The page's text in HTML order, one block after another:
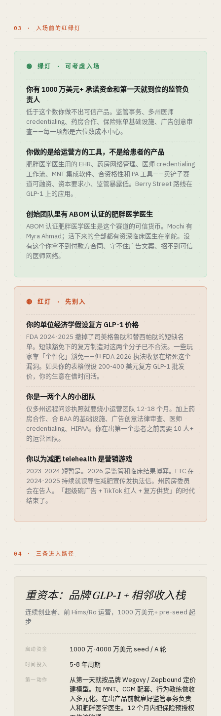
03 · 入场前的红绿灯
🟢 绿灯 · 可考虑入场
你有 1000 万美元+ 承诺资金和第一天就到位的监管负
责人
低于这个数你做不出可信产品。监管事务、多州医师
credentialing、药房合作、保险账单基础设施、广告创意审
查——每一项都是六位数成本中心。
你做的是给运营方的工具，不是给患者的产品
肥胖医学医生用的 EHR、药房网络管理、医师 credentialing
工作流、MNT 集成软件、合资格性和 PA 工具——卖铲子赛
道可融资、资本要求小、监管暴露低。Berry Street 路线在
GLP-1 上的应用。
创始团队里有 ABOM 认证的肥胖医学医生
ABOM 认证肥胖医学医生是这个赛道的可信货币。Mochi 有
Myra Ahmad；活下来的全部都有资深临床医生在掌舵。没
有这个你拿不到付款方合同、守不住广告文案、招不到可信
的医师网络。
🔴 红灯 · 先别入
你的单位经济学假设复方 GLP-1 价格
FDA 2024-2025 撤掉了司美格鲁肽和替西帕肽的短缺名
单。短缺豁免下的复方制造对这两个分子已不合法。一些玩
家靠「个性化」豁免——但 FDA 2026 执法收紧在堵死这个
漏洞。如果你的表格假设 200-400 美元复方 GLP-1 批发
价，你的生意在借时间活。
你是一两个人的小团队
仅多州远程问诊执照就要烧小运营团队 12-18 个月。加上药
房合作、合 BAA 的基础设施、广告创意法律审查、医师
credentialing、HIPAA。你在出第一个患者之前需要 10 人+
的运营团队。
你以为减肥 telehealth 是营销游戏
2023-2024 短暂是。2026 是监管和临床结果博弈。FTC 在
2024-2025 持续就误导性减肥宣传发执法信。州药房委员
会在告人。「超级碗广告 + TikTok 红人 + 复方供货」的时代
结束了。
04 · 三条进入路径
重资本：品牌 GLP-1 + 相邻收入栈
连续创业者、前 Hims/Ro 运营，1000 万美元+ pre-seed 起
步
启动资金 1000 万-4000 万美元 seed / A 轮
时间投入 5-8 年周期
第一动作
从第一天就按品牌 Wegovy / Zepbound 定价
建模型。加 MNT、CGM 配套、行为教练做收
入多元化。在出产品前就雇好监管事务负责
人和肥胖医学医生。12 个月内把保险预授权